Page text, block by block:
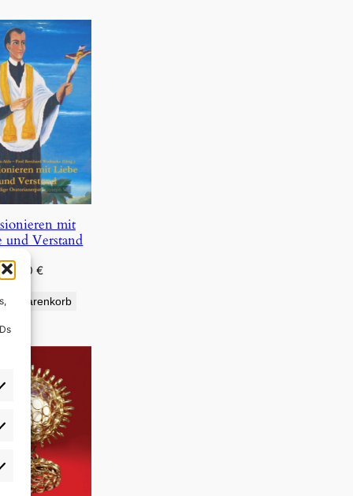
mit
und Verstand
1,50 €
Warenkorb